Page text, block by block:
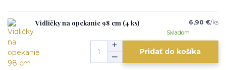
Vidličky na opekanie 98 cm (4 ks) 6,90 €/ks
Skladom
Pridať do košíka